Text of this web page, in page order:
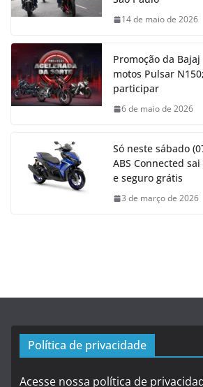
14 de maio de 2026
Promoção da
motos Pulsar
participar
6 de maio de 2026
Só neste sábado
ABS Connected
e seguro grátis
3 de março de 2026
Política de privacidade
Acesse nossa política de